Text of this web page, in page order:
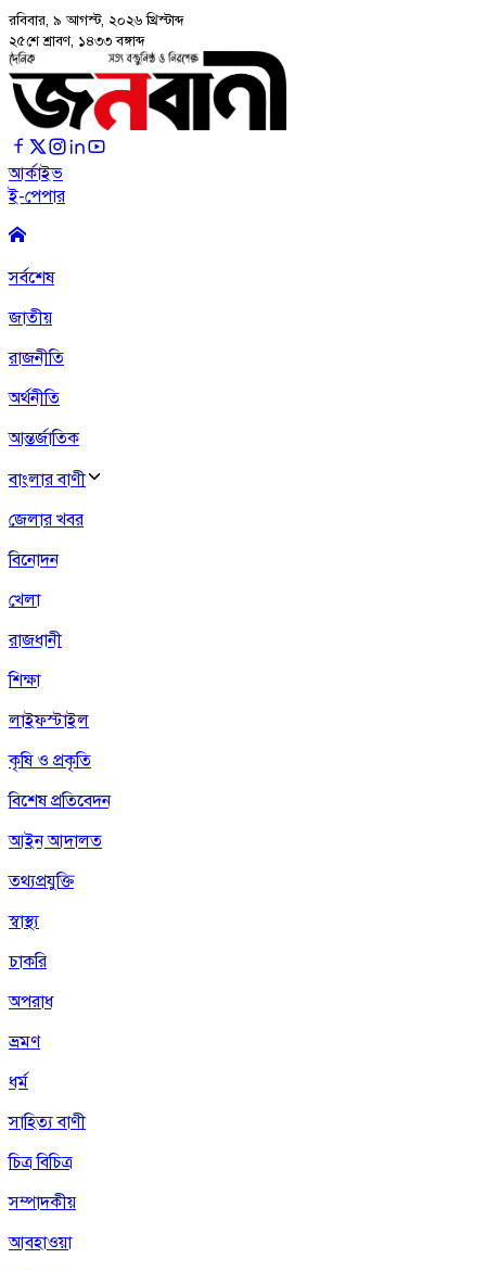
রবিবার, ৯ আগস্ট, ২০২৬ খ্রিস্টাব্দ
২৫শে শ্রাবণ, ১৪৩৩ বঙ্গাব্দ
আর্কাইভ
ই-পেপার
সর্বশেষ
জাতীয়
রাজনীতি
অর্থনীতি
আন্তর্জাতিক
বাংলার বাণী
জেলার খবর
বিনোদন
খেলা
রাজধানী
শিক্ষা
লাইফস্টাইল
কৃষি ও প্রকৃতি
বিশেষ প্রতিবেদন
আইন আদালত
তথ্যপ্রযুক্তি
স্বাস্থ্য
চাকরি
অপরাধ
ভ্রমণ
ধর্ম
সাহিত্য বাণী
চিত্র বিচিত্র
সম্পাদকীয়
আবহাওয়া